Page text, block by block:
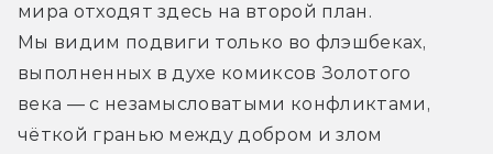
мира отходят здесь на второй план.
Мы видим подвиги только во флэшбеках,
выполненных в духе комиксов Золотого
века — с незамысловатыми конфликтами,
чёткой гранью между добром и злом